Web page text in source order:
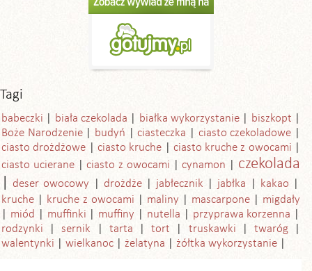
Tagi
babeczki biała czekolada białka wykorzystanie
biszkopt
Boże Narodzenie
budyń ciasteczka
ciasto czekoladowe
ciasto drożdżowe
ciasto kruche
ciasto kruche z owocami
ciasto ucierane
ciasto z owocami cynamon czekolada
deser owocowy drożdże jabłecznik jabłka
kakao
kruche
kruche z owocami maliny mascarpone
migdały
miód
muffinki muffiny nutella
przyprawa korzenna
rodzynki
sernik tarta tort truskawki
twaróg
walentynki
wielkanoc żelatyna żółtka wykorzystanie